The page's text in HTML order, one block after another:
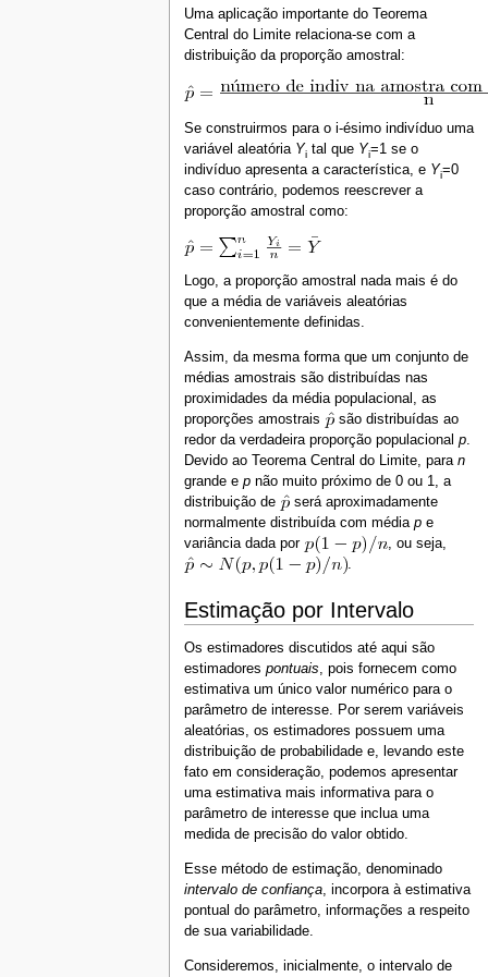
Uma aplicação importante do Teorema
Central do Limite relaciona-se com a
distribuição da proporção amostral:
Se construirmos para o i-ésimo indivíduo uma
variável aleatória Yital que Yi=1 se o
indivíduo apresenta a característica, e Yi=0
caso contrário, podemos reescrever a
proporção amostral como:
Logo, a proporção amostral nada mais é do
que a média de variáveis aleatórias
convenientemente definidas.
Assim, da mesma forma que um conjunto de
médias amostrais são distribuídas nas
proximidades da média populacional, as
proporções amostrais
são distribuídas ao
redor da verdadeira proporção populacional p.
Devido ao Teorema Central do Limite, para n
grande e pnão muito próximo de 0 ou 1, a
distribuição de
será aproximadamente
normalmente distribuída com média pe
variância dada por
, ou seja,
.
Estimação por Intervalo
Os estimadores discutidos até aqui são
estimadores pontuais, pois fornecem como
estimativa um único valor numérico para o
parâmetro de interesse. Por serem variáveis
aleatórias, os estimadores possuem uma
distribuição de probabilidade e, levando este
fato em consideração, podemos apresentar
uma estimativa mais informativa para o
parâmetro de interesse que inclua uma
medida de precisão do valor obtido.
Esse método de estimação, denominado
intervalo de confiança, incorpora à estimativa
pontual do parâmetro, informações a respeito
de sua variabilidade.
Consideremos, inicialmente, o intervalo de